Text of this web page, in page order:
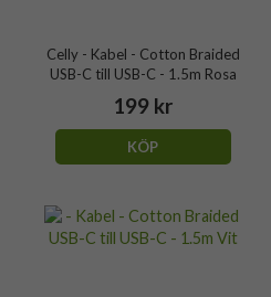
Celly - Kabel - Cotton Braided
USB-C till USB-C - 1.5m Rosa
199 kr
KÖP